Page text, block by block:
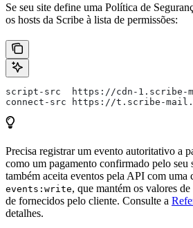
Se seu site define uma Política de
os hosts da Scribe à lista de permissões:
script-src  https://cdn-1.scribe-
connect-src https://t.scribe-
Precisa registrar um evento autoritativo a
como um pagamento confirmado pelo seu
também aceita eventos pela API com uma
events:write, que mantém os valores
de fornecidos pelo cliente. Consulte a
detalhes.